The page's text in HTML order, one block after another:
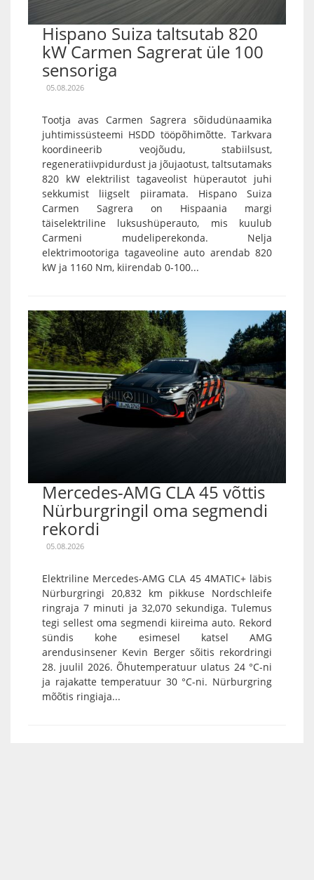
Hispano Suiza taltsutab 820
kW Carmen Sagrerat üle 100
sensoriga
05.08.2026
Tootja avas Carmen Sagrera sõidudünaamika
juhtimissüsteemi HSDD tööpõhimõtte. Tarkvara
koordineerib veojõudu, stabiilsust,
regeneratiivpidurdust ja jõujaotust, taltsutamaks
820 kW elektrilist tagaveolist hüperautot juhi
sekkumist liigselt piiramata. Hispano Suiza
Carmen Sagrera on Hispaania margi
täiselektriline luksushüperauto, mis kuulub
Carmeni mudeliperekonda. Nelja
elektrimootoriga tagaveoline auto arendab 820
kW ja 1160 Nm, kiirendab 0-100...
Mercedes-AMG CLA 45 võttis
Nürburgringil oma segmendi
rekordi
05.08.2026
Elektriline Mercedes-AMG CLA 45 4MATIC+ läbis
Nürburgringi 20,832 km pikkuse Nordschleife
ringraja 7 minuti ja 32,070 sekundiga. Tulemus
tegi sellest oma segmendi kiireima auto. Rekord
sündis kohe esimesel katsel AMG
arendusinsener Kevin Berger sõitis rekordringi
28. juulil 2026. Õhutemperatuur ulatus 24 °C-ni
ja rajakatte temperatuur 30 °C-ni. Nürburgring
mõõtis ringiaja...